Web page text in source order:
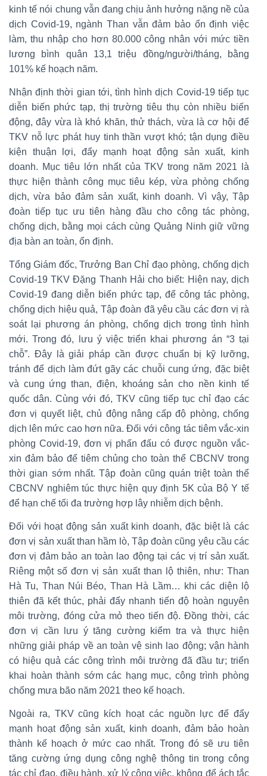
kinh tế nói chung vẫn đang chịu ảnh hưởng nặng nề của
dịch Covid-19, ngành Than vẫn đảm bảo ổn định việc
làm, thu nhập cho hơn 80.000 công nhân với mức tiền
lương bình quân 13,1 triệu đồng/người/tháng, bằng
101% kế hoạch năm.
Nhận định thời gian tới, tình hình dịch Covid-19 tiếp tục
diễn biến phức tạp, thị trường tiêu thụ còn nhiều biến
động, đây vừa là khó khăn, thử thách, vừa là cơ hội để
TKV nỗ lực phát huy tinh thần vượt khó; tận dụng điều
kiện thuận lợi, đẩy mạnh hoạt động sản xuất, kinh
doanh. Mục tiêu lớn nhất của TKV trong năm 2021 là
thực hiện thành công mục tiêu kép, vừa phòng chống
dịch, vừa bảo đảm sản xuất, kinh doanh. Vì vậy, Tập
đoàn tiếp tục ưu tiên hàng đầu cho công tác phòng,
chống dịch, bằng mọi cách cùng Quảng Ninh giữ vững
địa bàn an toàn, ổn định.
Tổng Giám đốc, Trưởng Ban Chỉ đạo phòng, chống dịch
Covid-19 TKV Đặng Thanh Hải cho biết: Hiện nay, dịch
Covid-19 đang diễn biến phức tạp, để công tác phòng,
chống dịch hiệu quả, Tập đoàn đã yêu cầu các đơn vị rà
soát lại phương án phòng, chống dịch trong tình hình
mới. Trong đó, lưu ý việc triển khai phương án “3 tại
chỗ”. Đây là giải pháp cần được chuẩn bị kỹ lưỡng,
tránh để dịch làm đứt gãy các chuỗi cung ứng, đặc biệt
và cung ứng than, điện, khoáng sản cho nền kinh tế
quốc dân. Cùng với đó, TKV cũng tiếp tục chỉ đạo các
đơn vị quyết liệt, chủ động nâng cấp độ phòng, chống
dịch lên mức cao hơn nữa. Đối với công tác tiêm vắc-xin
phòng Covid-19, đơn vị phấn đấu có được nguồn vắc-
xin đảm bảo để tiêm chủng cho toàn thể CBCNV trong
thời gian sớm nhất. Tập đoàn cũng quán triệt toàn thể
CBCNV nghiêm túc thực hiện quy định 5K của Bộ Y tế
để hạn chế tối đa trường hợp lây nhiễm dịch bệnh.
Đối với hoạt động sản xuất kinh doanh, đặc biệt là các
đơn vị sản xuất than hầm lò, Tập đoàn cũng yêu cầu các
đơn vị đảm bảo an toàn lao động tại các vị trí sản xuất.
Riêng một số đơn vị sản xuất than lộ thiên, như: Than
Hà Tu, Than Núi Béo, Than Hà Lầm… khi các diện lộ
thiên đã kết thúc, phải đẩy nhanh tiến độ hoàn nguyên
môi trường, đóng cửa mỏ theo tiến độ. Đồng thời, các
đơn vị cần lưu ý tăng cường kiểm tra và thực hiện
những giải pháp về an toàn vệ sinh lao động; vận hành
có hiệu quả các công trình môi trường đã đầu tư; triển
khai hoàn thành sớm các hạng mục, công trình phòng
chống mưa bão năm 2021 theo kế hoạch.
Ngoài ra, TKV cũng kích hoạt các nguồn lực để đẩy
mạnh hoạt động sản xuất, kinh doanh, đảm bảo hoàn
thành kế hoạch ở mức cao nhất. Trong đó sẽ ưu tiên
tăng cường ứng dụng công nghệ thông tin trong công
tác chỉ đạo, điều hành, xử lý công việc, không để ách tắc